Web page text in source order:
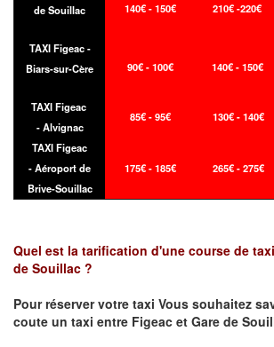
de Souillac
140€ - 150€ 210€ -220€
TAXI Figeac -
Biars-sur-Cère
90€ - 100€ 140€ - 150€
TAXI Figeac
- Alvignac
85€ - 95€ 130€ - 140€
TAXI Figeac
- Aéroport de
Brive-Souillac
175€ - 185€ 265€ - 275€
Quel est la tarification d'une course de
de Souillac ?
Pour réserver votre taxi Vous souhaitez
coute un taxi entre Figeac et Gare de